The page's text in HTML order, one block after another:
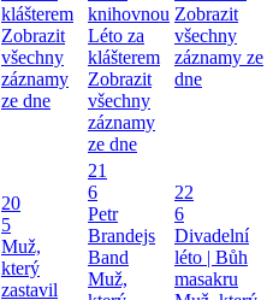
klášterem
Zobrazit
všechny
záznamy
ze dne
knihovnou
Léto za
klášterem
Zobrazit
všechny
záznamy
ze dne
Zobrazit
všechny
záznamy ze
dne
20
5
Muž,
který
zastavil
21
6
Petr
Brandejs
Band
Muž,
22
6
Divadelní
léto | Bůh
masakru